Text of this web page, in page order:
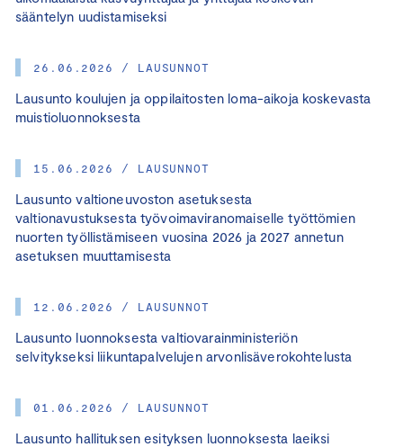
sääntelyn uudistamiseksi
26.06.2026 / LAUSUNNOT
Lausunto koulujen ja oppilaitosten loma-aikoja koskevasta
muistioluonnoksesta
15.06.2026 / LAUSUNNOT
Lausunto valtioneuvoston asetuksesta
valtionavustuksesta työvoimaviranomaiselle työttömien
nuorten työllistämiseen vuosina 2026 ja 2027 annetun
asetuksen muuttamisesta
12.06.2026 / LAUSUNNOT
Lausunto luonnoksesta valtiovarainministeriön
selvitykseksi liikuntapalvelujen arvonlisäverokohtelusta
01.06.2026 / LAUSUNNOT
Lausunto hallituksen esityksen luonnoksesta laeiksi